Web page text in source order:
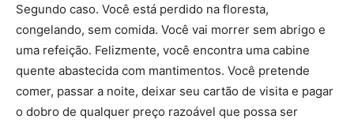
Segundo caso. Você está perdido na floresta,
congelando, sem comida. Você vai morrer sem abrigo e
uma refeição. Felizmente, você encontra uma cabine
quente abastecida com mantimentos. Você pretende
comer, passar a noite, deixar seu cartão de visita e pagar
o dobro de qualquer preço razoável que possa ser